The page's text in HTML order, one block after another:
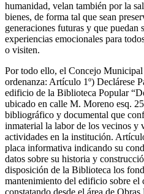
humanidad, velan también por la
bienes, de forma tal que sean
generaciones futuras y que puedan
experiencias emocionales para
o visiten.
Por todo ello, el Concejo
ordenanza: Artículo 1º) Declárese
edificio de la Biblioteca Popular
ubicado en calle M. Moreno esq.
bibliográfico y documental que
inmaterial la labor de los vecinos y
actividades en la institución.
placa informativa indicando su
datos sobre su historia y
disposición de la Biblioteca los
mantenimiento del edificio sobre el
constatando desde el área de